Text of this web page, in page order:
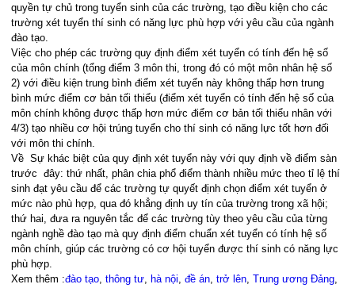
quyền tự chủ trong tuyển sinh của các trường, tạo điều kiện cho các
trường xét tuyển thí sinh có năng lực phù hợp với yêu cầu của ngành
đào tạo.
Việc cho phép các trường quy định điểm xét tuyển có tính đến hệ số
của môn chính (tổng điểm 3 môn thi, trong đó có một môn nhân hệ số
2) với điều kiện trung bình điểm xét tuyển này không thấp hơn trung
bình mức điểm cơ bản tối thiểu (điểm xét tuyển có tính đến hệ số của
môn chính không được thấp hơn mức điểm cơ bản tối thiểu nhân với
4/3) tạo nhiều cơ hội trúng tuyển cho thí sinh có năng lực tốt hơn đối
với môn thi chính.
Về Sự khác biệt của quy định xét tuyển này với quy định về điểm sàn
trước đây: thứ nhất, phân chia phổ điểm thành nhiều mức theo tỉ lệ thí
sinh đạt yêu cầu để các trường tự quyết định chọn điểm xét tuyển ở
mức nào phù hợp, qua đó khẳng định uy tín của trường trong xã hội;
thứ hai, đưa ra nguyên tắc để các trường tùy theo yêu cầu của từng
ngành nghề đào tạo mà quy định điểm chuẩn xét tuyển có tính hệ số
môn chính, giúp các trường có cơ hội tuyển được thí sinh có năng lực
phù hợp.
Xem thêm :đào tạo,thông tư, hà nội,đề án,trở lên,Trung ương Đảng,